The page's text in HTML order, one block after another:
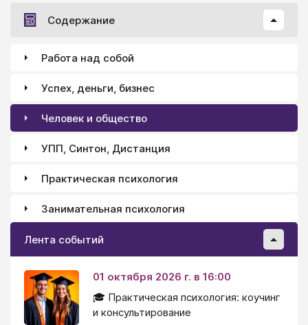
Содержание
Работа над собой
Успех, деньги, бизнес
Человек и общество
УПП, Синтон, Дистанция
Практическая психология
Занимательная психология
Лента событий
01 октября 2026 г. в 16:00
🎓 Практическая психология: коучинг
и консультирование